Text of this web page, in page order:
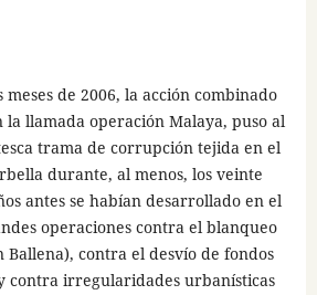
de 2006, la acción combinado
la llamada operación Malaya, puso al
trama de corrupción tejida en el
durante, al menos, los veinte
antes se habían desarrollado en el
operaciones contra el blanqueo
contra el desvío de fondos
contra irregularidades urbanísticas